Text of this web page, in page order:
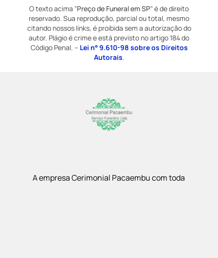
O texto acima "Preço de Funeral em SP" é de direito
reservado. Sua reprodução, parcial ou total, mesmo
citando nossos links, é proibida sem a autorização do
autor. Plágio é crime e está previsto no artigo 184 do
Código Penal. – Lei n° 9.610-98 sobre os Direitos
Autorais.
A empresa Cerimonial Pacaembu com toda